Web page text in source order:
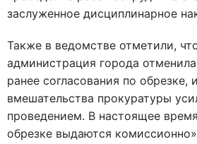
заслуженное дисциплинарное
Также в ведомстве отметили,
администрация города
ранее согласования по обрезке,
вмешательства прокуратуры
проведением. В настоящее
обрезке выдаются